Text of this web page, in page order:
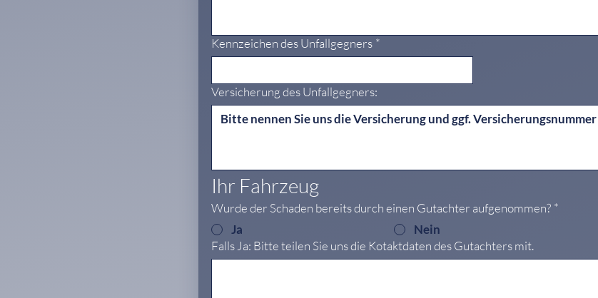
Kennzeichen des Unfallgegners *
Versicherung des Unfallgegners:
Ihr Fahrzeug
Wurde der Schaden bereits durch einen Gutachter aufgenommen? *
Ja
Nein
Falls Ja: Bitte teilen Sie uns die Kotaktdaten des Gutachters mit.